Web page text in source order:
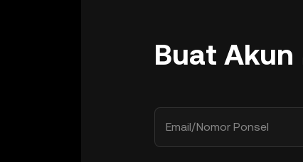
Buat Akun
Email/Nomor Ponsel